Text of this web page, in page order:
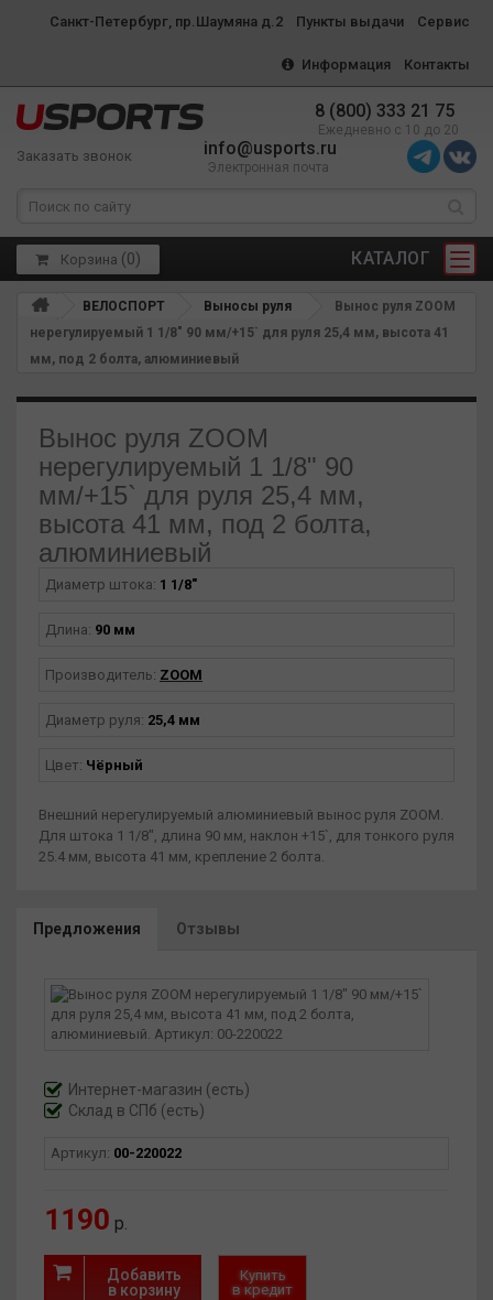
Санкт-Петербург, пр.Шаумяна д.2 Пункты выдачи Сервис
Информация Контакты
8 (800) 333 21 75
Ежедневно с 10 до 20
Заказать звонок info@usports.ru
Электронная почта
КАТАЛОГ
Корзина (0)
ВЕЛОСПОРТ Выносы руля
Вынос руля ZOOM
нерегулируемый 1 1/8" 90 мм/+15` для руля 25,4 мм, высота 41
мм, под 2 болта, алюминиевый
Вынос руля ZOOM
нерегулируемый 1 1/8" 90
мм/+15` для руля 25,4 мм,
высота 41 мм, под 2 болта,
алюминиевый
Диаметр штока: 1 1/8"
Длина: 90 мм
Производитель: ZOOM
Диаметр руля: 25,4 мм
Цвет: Чёрный
Внешний нерегулируемый алюминиевый вынос руля ZOOM.
Для штока 1 1/8", длина 90 мм, наклон +15`, для тонкого руля
25.4 мм, высота 41 мм, крепление 2 болта.
Предложения Отзывы
Интернет-магазин (есть)
Склад в СПб (есть)
Артикул: 00-220022
1190 р.
Добавить
в корзину
Купить
в кредит